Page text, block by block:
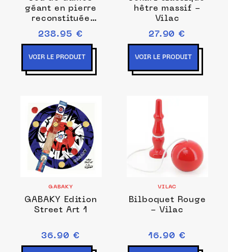
géant en pierre
reconstituée
120x120cm
238.95 €
VOIR LE PRODUIT
hêtre massif -
Vilac
27.90 €
VOIR LE PRODUIT
GABAKY
GABAKY Edition
Street Art 1
36.90 €
VILAC
Bilboquet Rouge
- Vilac
16.90 €